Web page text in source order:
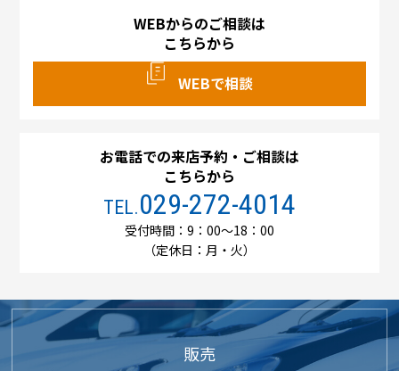
WEBからのご相談は
こちらから
WEBで相談
お電話での来店予約・ご相談は
こちらから
TEL.029-272-4014
受付時間：9：00～18：00
（定休日：月・火）
販売